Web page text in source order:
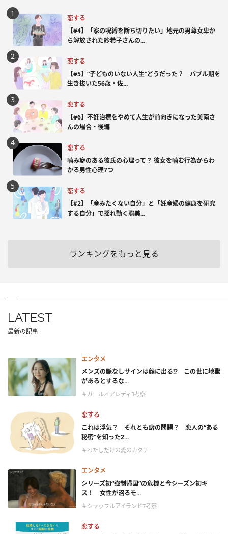
恋する
【#4】「家の呪縛を断ち切りたい」地元の男尊女卑か
ら解放された紗希子さんの...
恋する
【#5】“子どものいない人生”どうだった？ バブル期を
生き抜いた56歳・佐...
恋する
【#6】不妊治療をやめて人生が前向きになった美南さ
んの場合・後編
恋する
噛み癖のある彼氏の心理って？ 彼女を噛む行為からわ
かる男性心理7つ
恋する
【#2】「産みたくない自分」と「妊産婦の健康を研究
する自分」で揺れ動く聡美...
ランキングをもっと見る
LATEST
最新の記事
エンタメ
メンズの脈なしサインは顔に出る!? この世に地獄
があるとするな...
＃ガールオアレディ3考察
恋する
これは浮気？ それとも癖の問題？ 恋人の“ある
秘密”を知った2...
＃わたしだけの愛のカタチ
エンタメ
シリーズ初“強制帰国”の危機と今シーズン初キ
ス！ 女性が沼るモ...
＃シャッフルアイランド7考察
恋する